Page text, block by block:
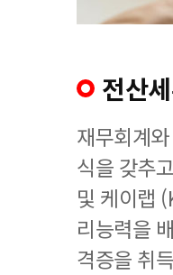
전산
재무회계
식을 갖추
및 케이랩
리능력을
격증을 취